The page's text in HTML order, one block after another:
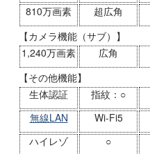
810万画素 超広角
【カメラ機能（サブ）】
1,240万画素
広角
【その他機能】
生体認証
指紋：○
無線LAN
Wi-Fi5
ハイレゾ
○